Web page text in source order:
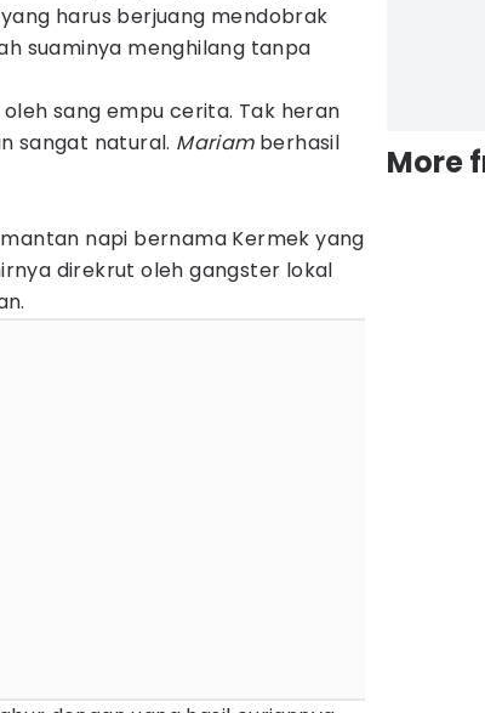
harus berjuang mendobrak
suaminya menghilang tanpa
sang empu cerita. Tak heran
sangat natural. Mariamberhasil
napi bernama Kermek yang
direkrut oleh gangster lokal
More